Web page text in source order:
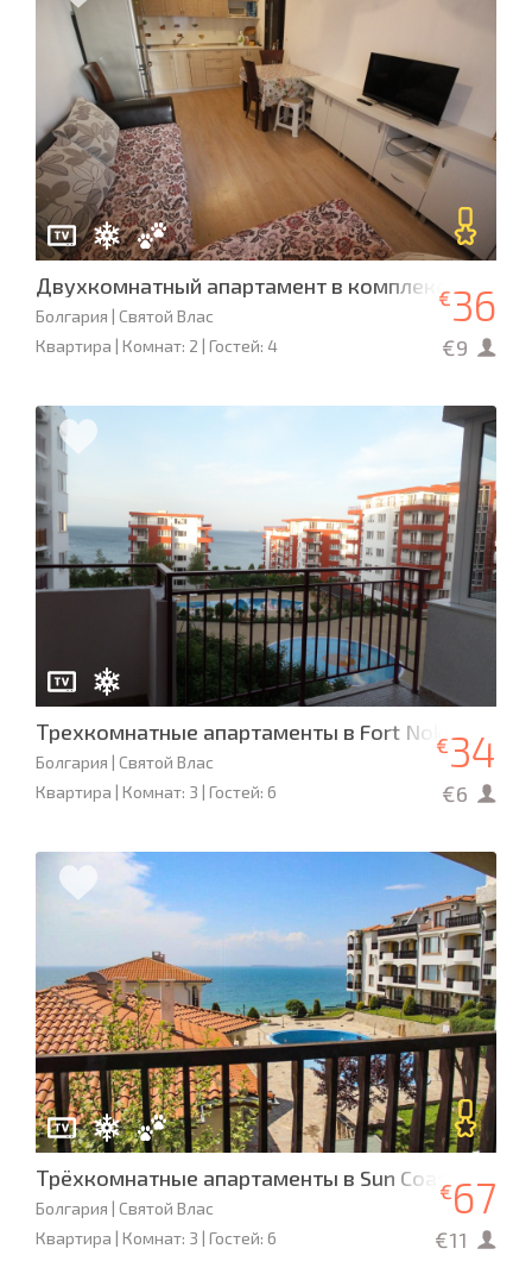
Двухкомнатный апартамент в комплексе
Болгария | Святой Влас
Квартира | Комнат: 2 | Гостей: 4
€36
€9
Трехкомнатные апартаменты в Fort Noks Grand
Болгария | Святой Влас
Квартира | Комнат: 3 | Гостей: 6
€34
€6
Трёхкомнатные апартаменты в Sun Coast
Болгария | Святой Влас
Квартира | Комнат: 3 | Гостей: 6
€67
€11